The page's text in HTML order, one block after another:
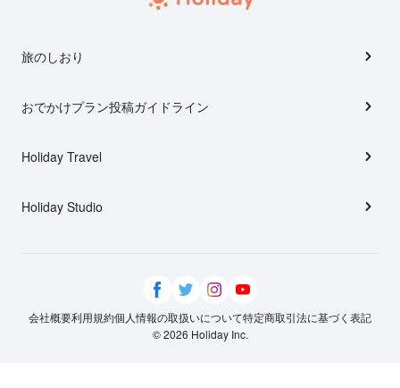
旅のしおり
おでかけプラン投稿ガイドライン
Holiday Travel
Holiday Studio
会社概要利用規約個人情報の取扱いについて特定商取引法に基づく表記
© 2026 Holiday Inc.